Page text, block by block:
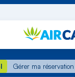
Gérer ma
Gérer ma réservation